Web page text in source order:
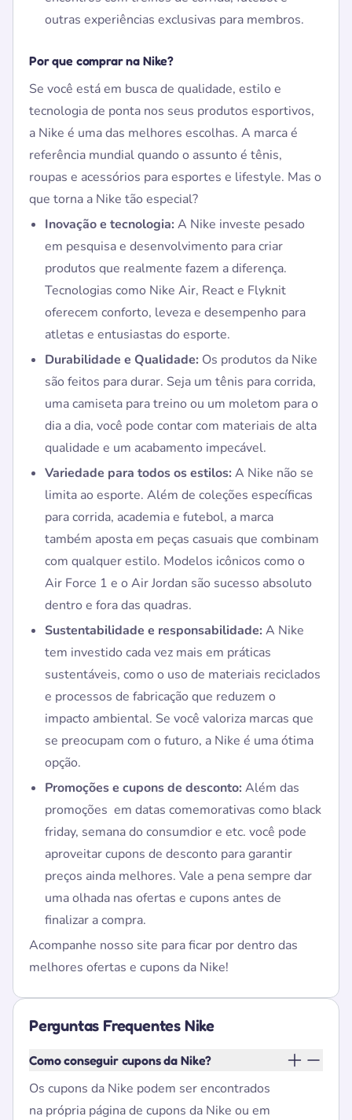
outras experiências exclusivas para membros.
Por que comprar na Nike?
Se você está em busca de qualidade, estilo e
tecnologia de ponta nos seus produtos esportivos,
a Nike é uma das melhores escolhas. A marca é
referência mundial quando o assunto é tênis,
roupas e acessórios para esportes e lifestyle. Mas o
que torna a Nike tão especial?
Inovação e tecnologia: A Nike investe pesado
em pesquisa e desenvolvimento para criar
produtos que realmente fazem a diferença.
Tecnologias como Nike Air, React e Flyknit
oferecem conforto, leveza e desempenho para
atletas e entusiastas do esporte.
Durabilidade e Qualidade: Os produtos da Nike
são feitos para durar. Seja um tênis para corrida,
uma camiseta para treino ou um moletom para o
dia a dia, você pode contar com materiais de alta
qualidade e um acabamento impecável.
Variedade para todos os estilos: A Nike não se
limita ao esporte. Além de coleções específicas
para corrida, academia e futebol, a marca
também aposta em peças casuais que combinam
com qualquer estilo. Modelos icônicos como o
Air Force 1 e o Air Jordan são sucesso absoluto
dentro e fora das quadras.
Sustentabilidade e responsabilidade: A Nike
tem investido cada vez mais em práticas
sustentáveis, como o uso de materiais reciclados
e processos de fabricação que reduzem o
impacto ambiental. Se você valoriza marcas que
se preocupam com o futuro, a Nike é uma ótima
opção.
Promoções e cupons de desconto: Além das
promoções em datas comemorativas como black
friday, semana do consumdior e etc. você pode
aproveitar cupons de desconto para garantir
preços ainda melhores. Vale a pena sempre dar
uma olhada nas ofertas e cupons antes de
finalizar a compra.
Acompanhe nosso site para ficar por dentro das
melhores ofertas e cupons da Nike!
Perguntas Frequentes Nike
Como conseguir cupons da Nike?
Os cupons da Nike podem ser encontrados
na própria página de cupons da Nike ou em